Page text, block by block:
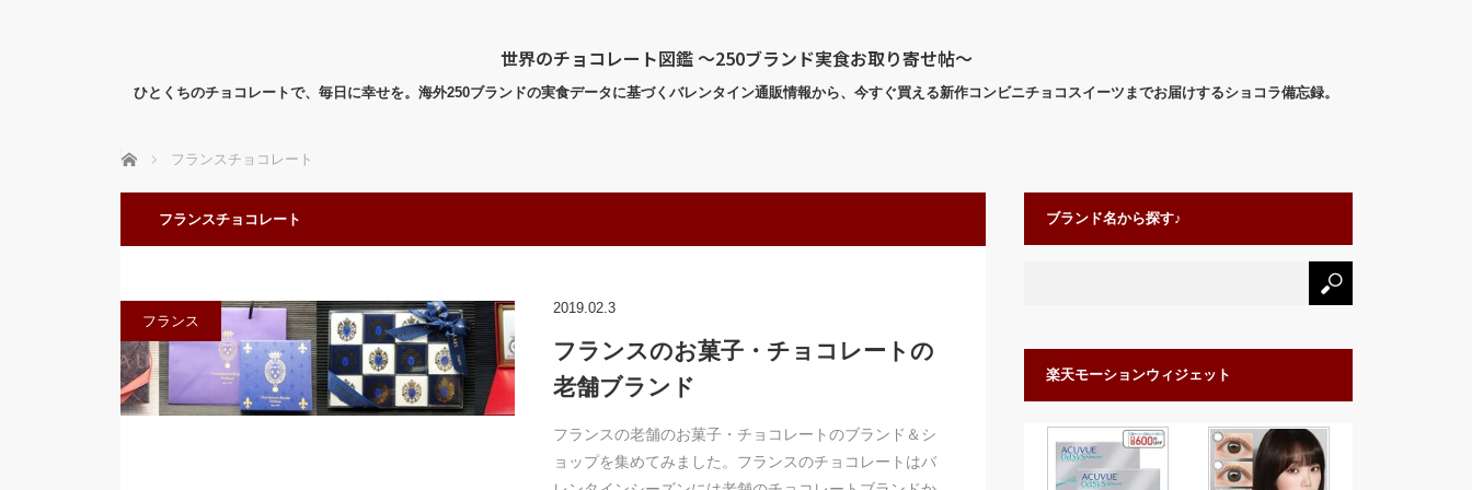
世界のチョコレート図鑑 〜250ブランド実食お取り寄せ帖〜
ひとくちのチョコレートで、毎日に幸せを。海外250ブランドの実食データに基づくバレンタイン通販情報から、今すぐ買える新作コンビニチョコスイーツまでお届けするショコラ備忘録。
ホーム フランスチョコレート
フランスチョコレート
フランス
2019.02.3
フランスのお菓子・チョコレートの
老舗ブランド
フランスの老舗のお菓子・チョコレートのブランド＆シ
ョップを集めてみました。フランスのチョコレートはバ
ブランド名から探す♪
楽天モーションウィジェット